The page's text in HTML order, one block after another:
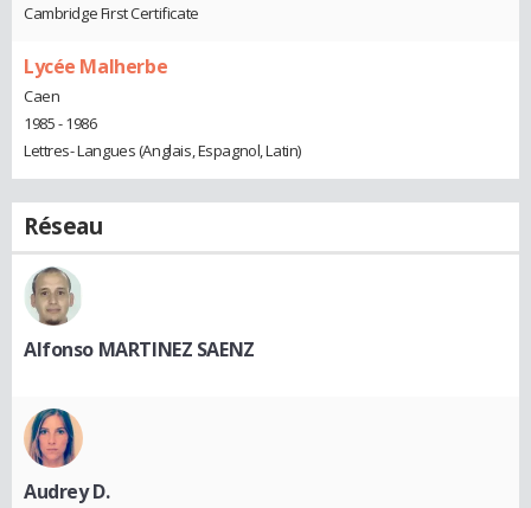
Cambridge First Certificate
Lycée Malherbe
Caen
1985 - 1986
Lettres- Langues (Anglais, Espagnol, Latin)
Réseau
Alfonso MARTINEZ SAENZ
Audrey D.